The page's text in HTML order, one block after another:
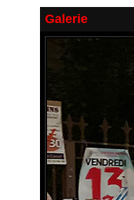
Galerie